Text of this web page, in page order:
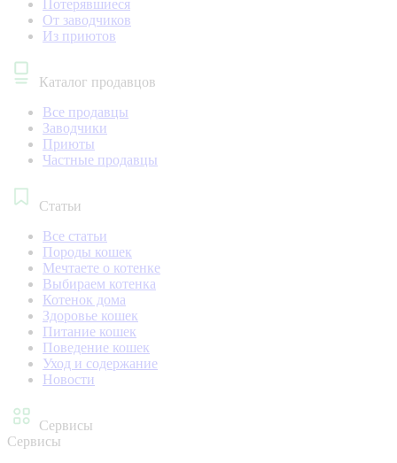
Потерявшиеся
От заводчиков
Из приютов
Каталог продавцов
Все продавцы
Заводчики
Приюты
Частные продавцы
Статьи
Все статьи
Породы кошек
Мечтаете о котенке
Выбираем котенка
Котенок дома
Здоровье кошек
Питание кошек
Поведение кошек
Уход и содержание
Новости
Сервисы
Сервисы